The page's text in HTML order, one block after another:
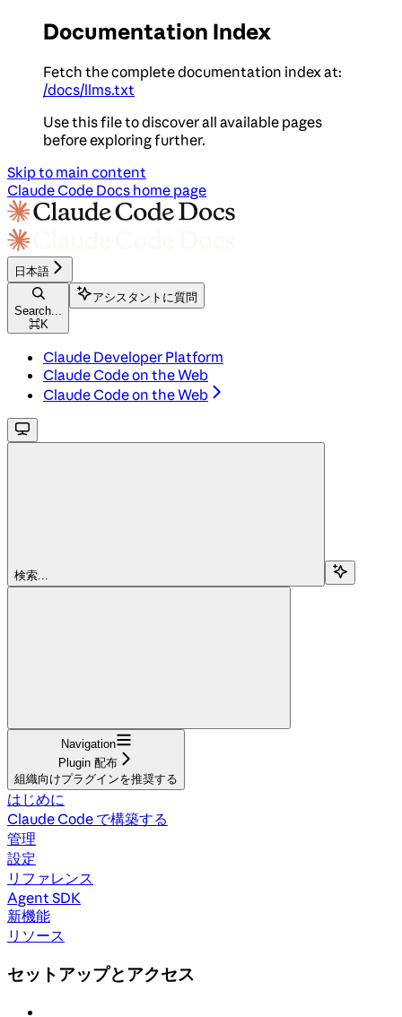
Documentation Index
Fetch the complete documentation index at:
/docs/llms.txt
Use this file to discover all available pages
before exploring further.
Skip to main content
Claude Code Docs home page
日本語
Search...
⌘K
アシスタントに質問
Claude Developer Platform
Claude Code on the Web
Claude Code on the Web
検索...
Navigation
Plugin 配布
組織向けプラグインを推奨する
はじめに
Claude Code で構築する
管理
設定
リファレンス
Agent SDK
新機能
リソース
セットアップとアクセス